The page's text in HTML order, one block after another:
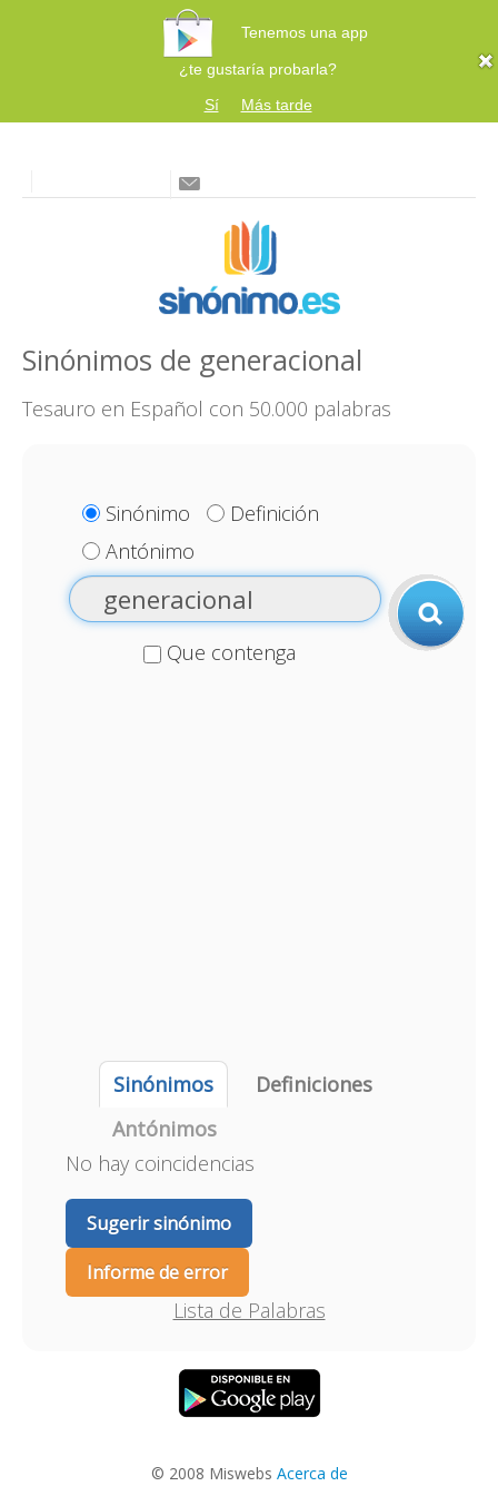
Tenemos una app
¿te gustaría probarla?
Sí
Más tarde
Sinónimos de generacional
Tesauro en Español con 50.000 palabras
Sinónimo
Definición
Antónimo
Que contenga
Sinónimos
Definiciones
Antónimos
No hay coincidencias
Sugerir sinónimo
Informe de error
Lista de Palabras
© 2008 Miswebs Acerca de